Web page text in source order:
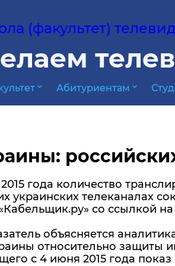
(факультет)
expand_more Абитуриентам expand_more
года количество
украинских телеканалах
со ссылкой
объясняется
относительно защиты
с 4 июня 2015 года